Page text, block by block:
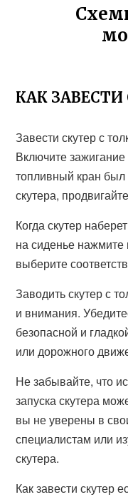
КАК ЗАВЕСТИ
Завести скутер с
Включите
топливный кран был
скутера,
Когда скутер
на сиденье нажмите
выберите
Заводить скутер с
и внимания.
безопасной и
или дорожного
Не забывайте, что
запуска скутера
вы не уверены в
специалистам или
скутера.
Как завести скутер